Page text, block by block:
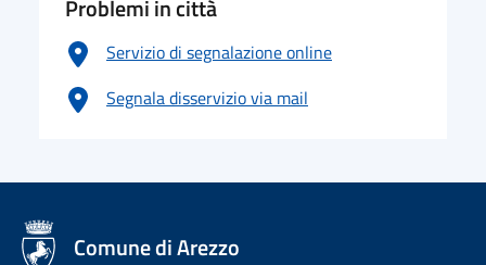
Problemi in città
Servizio di segnalazione online
Segnala disservizio via mail
logo Unione Europea
Comune di Arezzo